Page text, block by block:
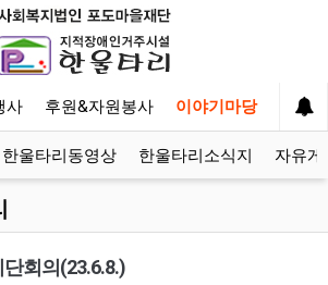
사 후원&자원봉사 이야기마당
한울타리동영상 한울타리소식지 자유게
회의(23.6.8.)